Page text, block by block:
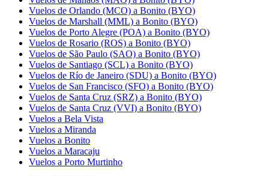
Vuelos de Orlando (MCO) a Bonito (BYO)
Vuelos de Marshall (MML) a Bonito (BYO)
Vuelos de Porto Alegre (POA) a Bonito (BYO)
Vuelos de Rosario (ROS) a Bonito (BYO)
Vuelos de São Paulo (SAO) a Bonito (BYO)
Vuelos de Santiago (SCL) a Bonito (BYO)
Vuelos de Río de Janeiro (SDU) a Bonito (BYO)
Vuelos de San Francisco (SFO) a Bonito (BYO)
Vuelos de Santa Cruz (SRZ) a Bonito (BYO)
Vuelos de Santa Cruz (VVI) a Bonito (BYO)
Vuelos a Bela Vista
Vuelos a Miranda
Vuelos a Bonito
Vuelos a Maracaju
Vuelos a Porto Murtinho